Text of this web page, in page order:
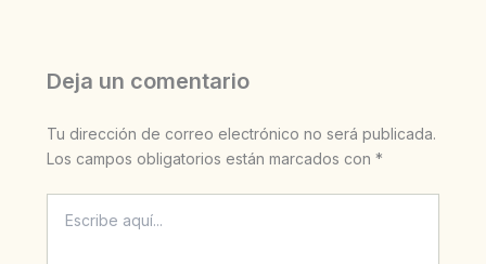
Deja un comentario
Tu dirección de correo electrónico no será publicada.
Los campos obligatorios están marcados con *
aquí...